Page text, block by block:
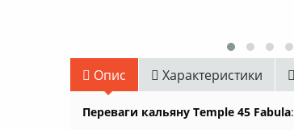
Опис Характеристики
Переваги кальяну Temple 45 Fabula: